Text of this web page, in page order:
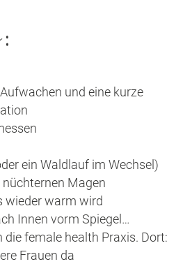
und eine kurze
ein Waldlauf im Wechsel)
Magen
wieder warm wird
Innen vorm Spiegel…
female health Praxis. Dort:
Frauen da